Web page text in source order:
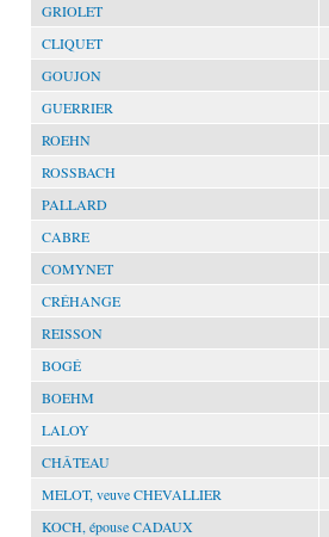
GRIOLET
CLIQUET
GOUJON
GUERRIER
ROEHN
ROSSBACH
PALLARD
CABRE
COMYNET
CRÉHANGE
REISSON
BOGÉ
BOEHM
LALOY
CHÂTEAU
MELOT, veuve CHEVALLIER
KOCH, épouse CADAUX